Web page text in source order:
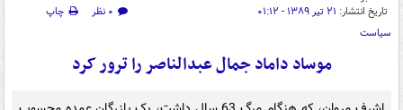
تاریخ انتشار: ۲۱ تیر ۱۳۸۹ - ۰۱:۱۲ ۰ نظر
چاپ
سیاست
موساد داماد جمال عبدالناصر را ترور کرد